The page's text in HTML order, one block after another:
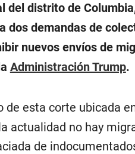
del distrito de
dos demandas de
nuevos envíos de
Administración Trump.
de esta corte ubicada
actualidad no hay
de